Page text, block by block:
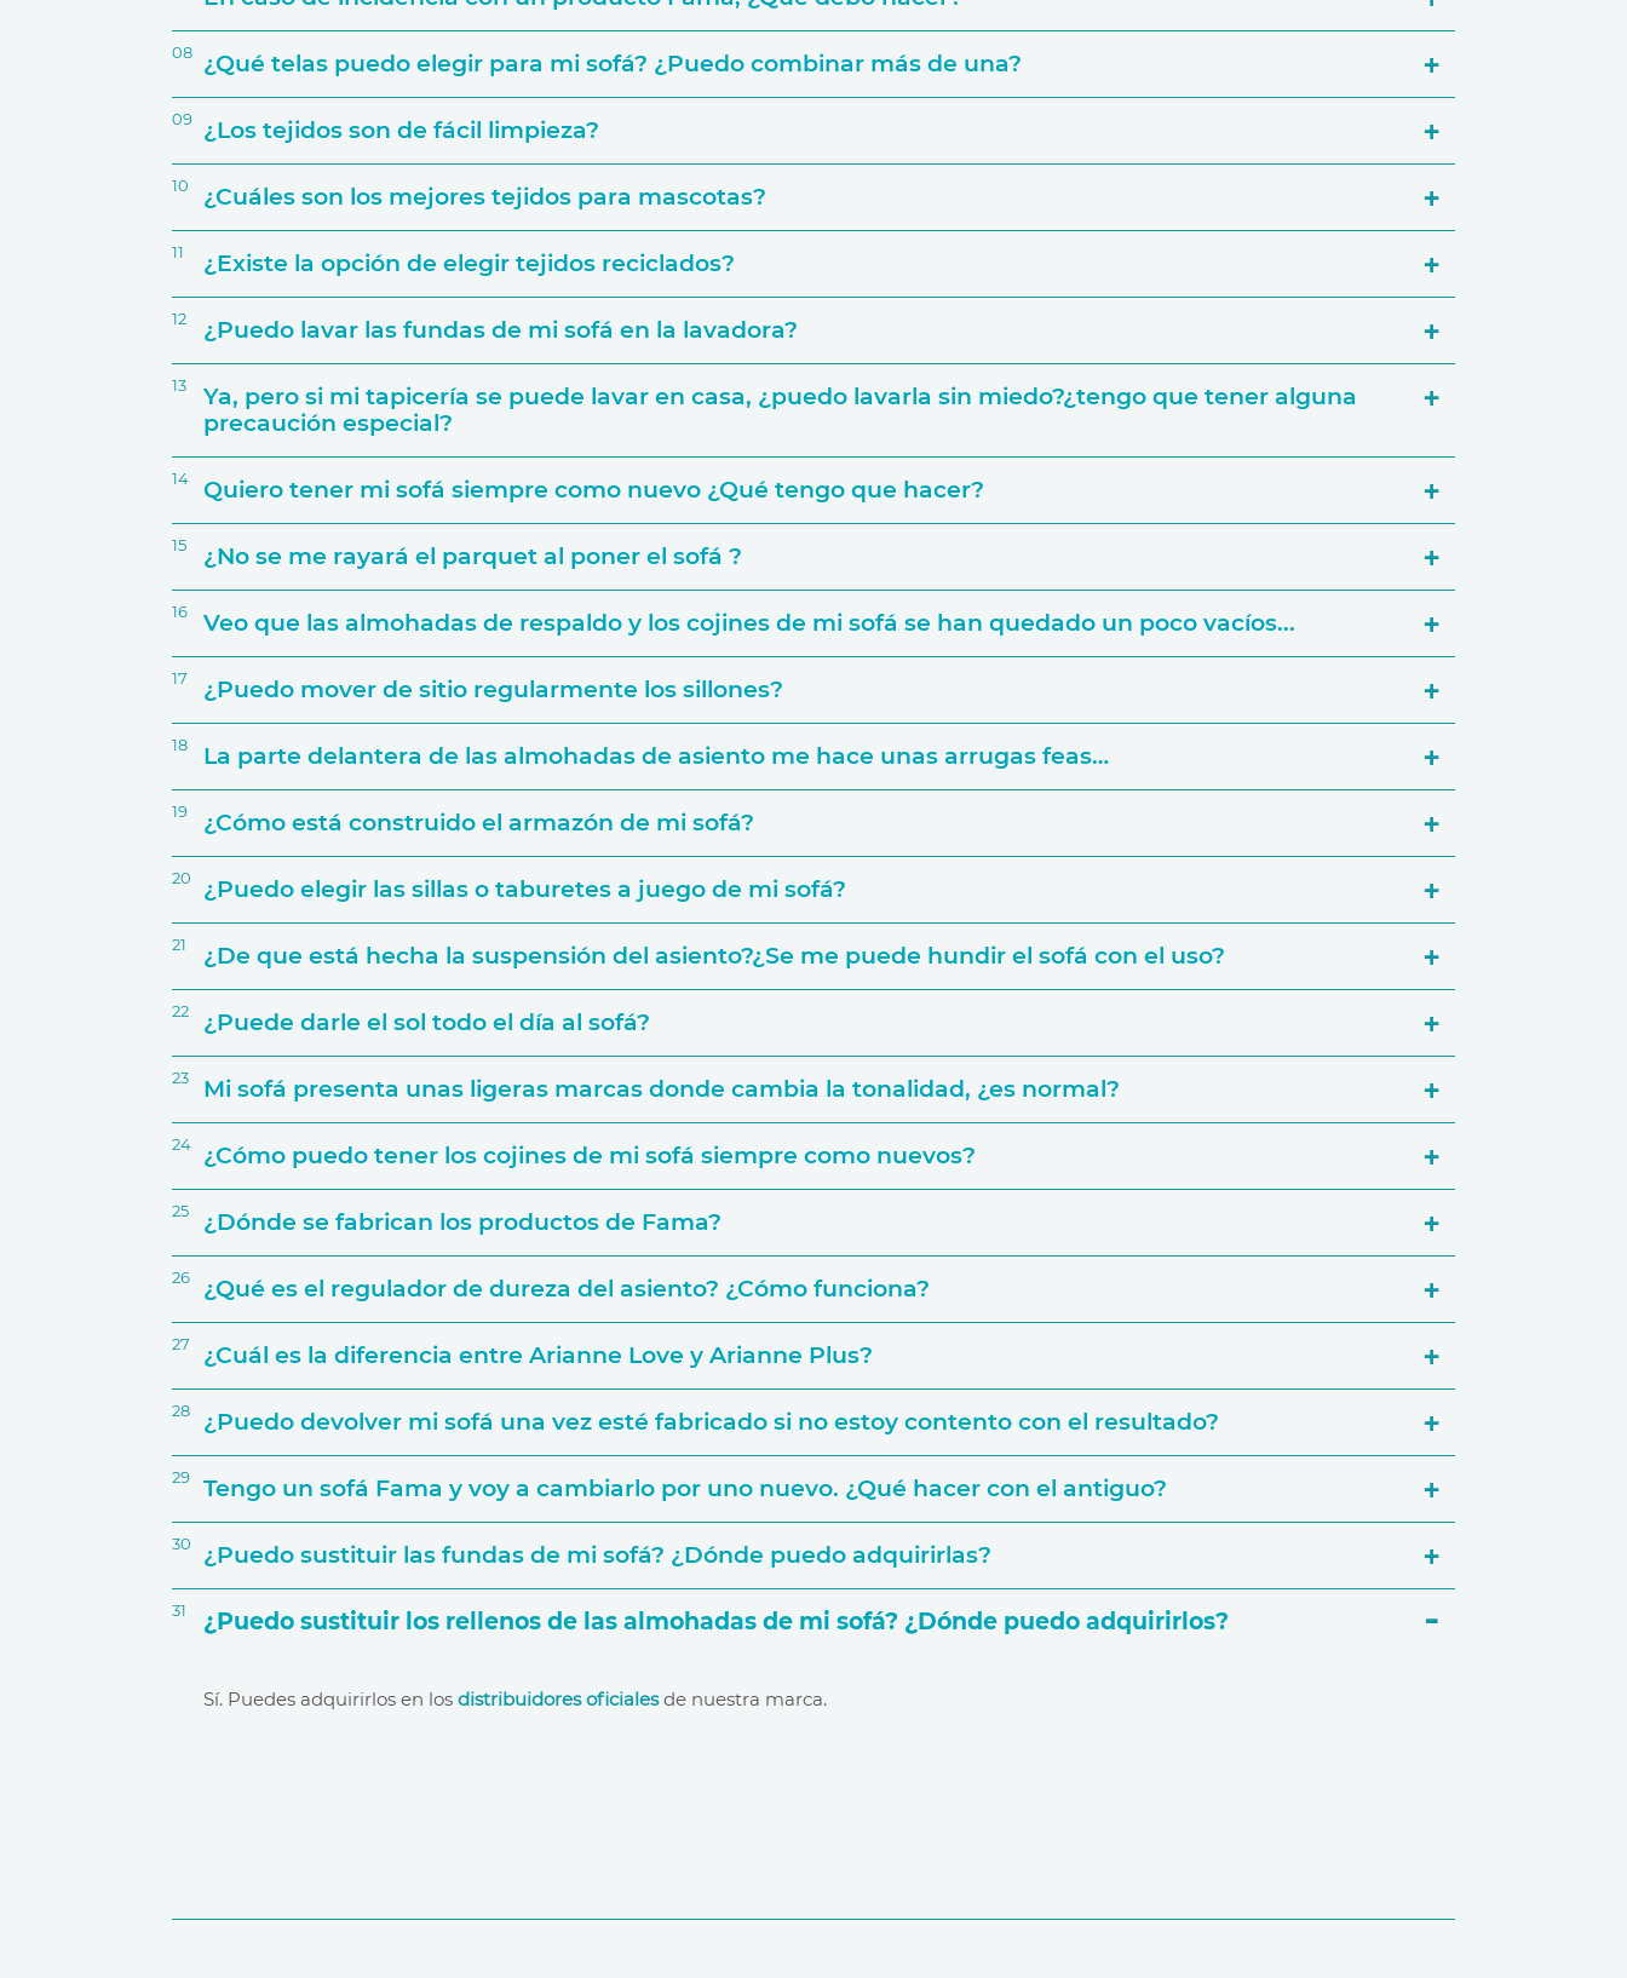
Tejido y tapicerías
Colecciones de Telas
Activar Garantía
08 ¿Qué telas puedo elegir para mi sofá? ¿Puedo combinar más de una?
Si por ejemplo decides crear una composición de cinco módulos, podrás elegir una tapicería distinta para cada uno. También podrás
elegir, por ejemplo, una tapicería para la base del sofá y añadir diferentes telas para los cojines decorativos.
09 ¿Los tejidos son de fácil limpieza?
10 ¿Cuáles son los mejores tejidos para mascotas?
11 ¿Existe la opción de elegir tejidos reciclados?
12 ¿Puedo lavar las fundas de mi sofá en la lavadora?
13
Ya, pero si mi tapicería se puede lavar en casa, ¿puedo lavarla sin miedo?¿tengo que tener alguna
precaución especial?
14 Quiero tener mi sofá siempre como nuevo ¿Qué tengo que hacer?
15 ¿No se me rayará el parquet al poner el sofá ?
16 Veo que las almohadas de respaldo y los cojines de mi sofá se han quedado un poco vacíos...
17 ¿Puedo mover de sitio regularmente los sillones?
18 La parte delantera de las almohadas de asiento me hace unas arrugas feas…
19 ¿Cómo está construido el armazón de mi sofá?
20 ¿Puedo elegir las sillas o taburetes a juego de mi sofá?
21 ¿De que está hecha la suspensión del asiento?¿Se me puede hundir el sofá con el uso?
garantía de por vida
22 ¿Puede darle el sol todo el día al sofá?
23 Mi sofá presenta unas ligeras marcas donde cambia la tonalidad, ¿es normal?
24 ¿Cómo puedo tener los cojines de mi sofá siempre como nuevos?
25 ¿Dónde se fabrican los productos de Fama?
26 ¿Qué es el regulador de dureza del asiento? ¿Cómo funciona?
27 ¿Cuál es la diferencia entre Arianne Love y Arianne Plus?
28 ¿Puedo devolver mi sofá una vez esté fabricado si no estoy contento con el resultado?
29 Tengo un sofá Fama y voy a cambiarlo por uno nuevo. ¿Qué hacer con el antiguo?
30 ¿Puedo sustituir las fundas de mi sofá? ¿Dónde puedo adquirirlas?
31 ¿Puedo sustituir los rellenos de las almohadas de mi sofá? ¿Dónde puedo adquirirlos?
Sí. Puedes adquirirlos en los distribuidores oficialesde nuestra marca.